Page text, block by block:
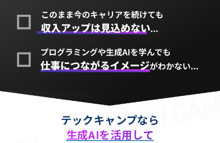
テックキャンプなら
生成AIを活用して